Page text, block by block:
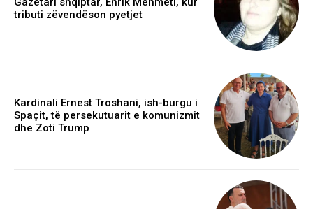
tributi zëvendëson pyetjet
Kardinali Ernest Troshani, ish-burgu i
Spaçit, të persekutuarit e komunizmit
dhe Zoti Trump